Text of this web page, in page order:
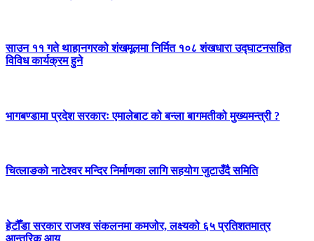
साउन ११ गते थाहानगरको शंखमूलमा निर्मित १०८ शंखधारा उद्घाटनसहित
विविध कार्यक्रम हुने
भागबण्डामा प्रदेश सरकारः एमालेबाट को बन्ला बागमतीको मुख्यमन्त्री ?
चित्लाङको नाटेश्वर मन्दिर निर्माणका लागि सहयोग जुटाउँदै समिति
हेटौँडा सरकार राजश्व संकलनमा कमजोर, लक्ष्यको ६५ प्रतिशतमात्र
आन्तरिक आय